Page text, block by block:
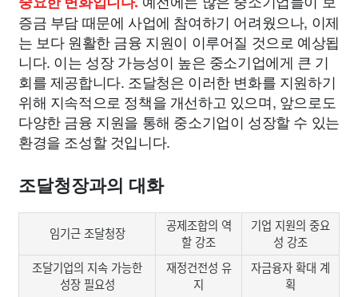
증금 부담 때문에 사업에 참여하기 어려웠으나, 이제
는 보다 원활한 금융 지원이 이루어질 것으로 예상됩
니다. 이는 성장 가능성이 높은 중소기업에게 큰 기
회를 제공합니다. 조달청은 이러한 변화를 지원하기
위해 지속적으로 정책을 개선하고 있으며, 앞으로도
다양한 금융 지원을 통해 중소기업이 성장할 수 있는
환경을 조성할 것입니다.
조달청장과의 대화
임기근 조달청장
공제조합의 역
할 강조
기업 지원의 중요
성 강조
조달기업의 지속 가능한
성장 필요성
재정건전성 유
지
자금융자 확대 계
획